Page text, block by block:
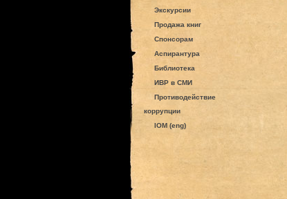
Экскурсии
Продажа книг
Спонсорам
Аспирантура
Библиотека
ИВР в СМИ
Противодействие
коррупции
IOM (eng)